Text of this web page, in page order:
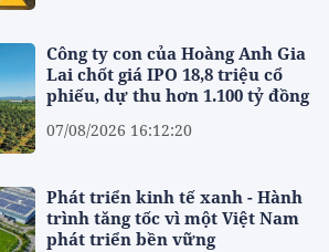
Công ty con của Hoàng Anh Gia
Lai chốt giá IPO 18,8 triệu cổ
phiếu, dự thu hơn 1.100 tỷ đồng
07/08/2026 16:12:20
Phát triển kinh tế xanh - Hành
trình tăng tốc vì một Việt Nam
phát triển bền vững